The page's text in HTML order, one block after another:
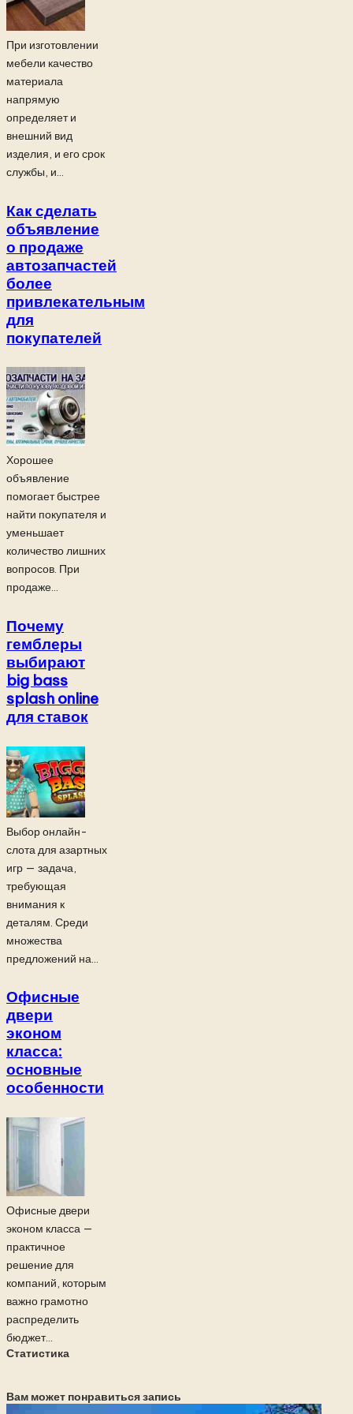
При изготовлении
мебели качество
материала
напрямую
определяет и
внешний вид
изделия, и его срок
службы, и...
Как сделать
объявление
о продаже
автозапчастей
более
привлекательным
для
покупателей
Хорошее
объявление
помогает быстрее
найти покупателя и
уменьшает
количество лишних
вопросов. При
продаже...
Почему
гемблеры
выбирают
big bass
splash online
для ставок
Выбор онлайн-
слота для азартных
игр — задача,
требующая
внимания к
деталям. Среди
множества
предложений на...
Офисные
двери
эконом
класса:
основные
особенности
Офисные двери
эконом класса —
практичное
решение для
компаний, которым
важно грамотно
распределить
бюджет...
Статистика
Вам может понравиться запись